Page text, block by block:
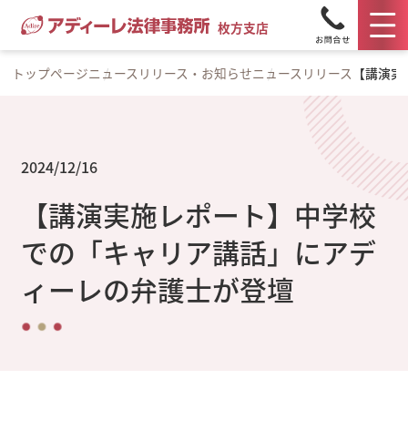
枚方支店
トップページニュースリリース・お知らせニュースリリース 【講演
2024/12/16
【講演実施レポート】中学校
での「キャリア講話」にアデ
ィーレの弁護士が登壇